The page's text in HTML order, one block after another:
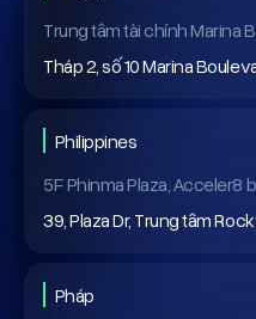
Trung tâm tài chính Marina
Tháp 2, số 10 Marina
Philippines
5F Phinma Plaza, Acceler8
39, Plaza Dr, Trung tâm
Pháp